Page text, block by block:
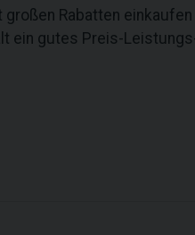
Rabatten einkaufen
ein gutes Preis-